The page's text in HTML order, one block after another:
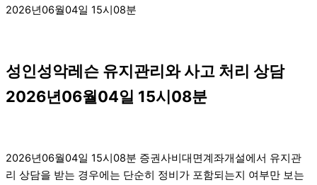
2026년06월04일 15시08분
성인성악레슨 유지관리와 사고 처리 상담
2026년06월04일 15시08분
2026년06월04일 15시08분 증권사비대면계좌개설에서 유지관
리 상담을 받는 경우에는 단순히 정비가 포함되는지 여부만 보는